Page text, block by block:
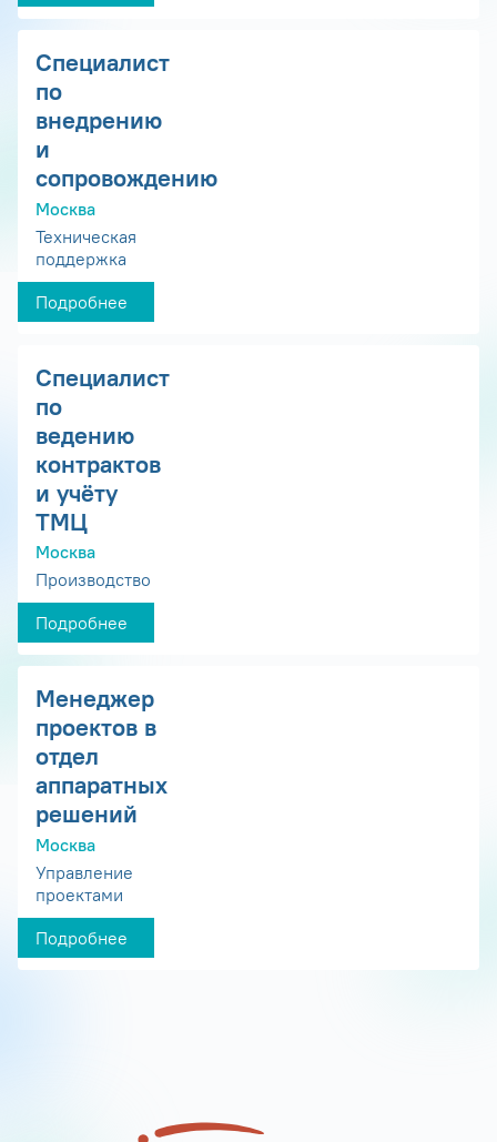
Специалист
по
внедрению
и
сопровождению
Москва
Техническая
поддержка
Подробнее
Специалист
по
ведению
контрактов
и учёту
ТМЦ
Москва
Производство
Подробнее
Менеджер
проектов в
отдел
аппаратных
решений
Москва
Управление
проектами
Подробнее